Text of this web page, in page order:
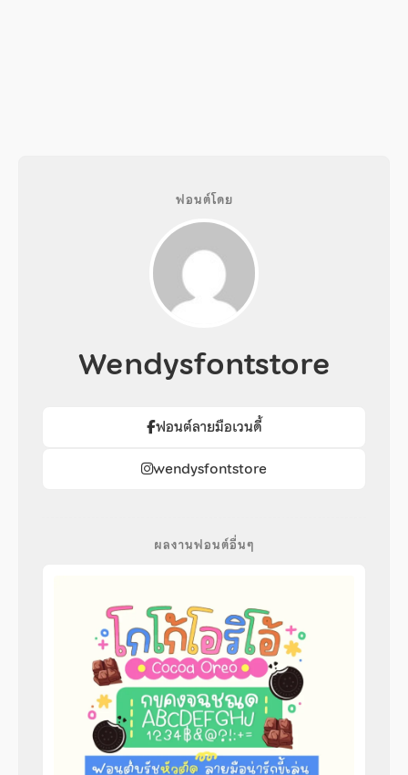
ฟอนต์โดย
Wendysfontstore
ฟอนต์ลายมือเวนดี้
wendysfontstore
ผลงานฟอนต์อื่นๆ